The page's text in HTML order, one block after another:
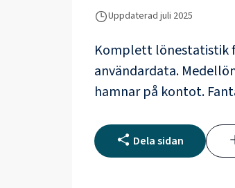
Uppdaterad juli 2025
Komplett lönestatistik
användardata.
hamnar på kontot.
Dela sidan